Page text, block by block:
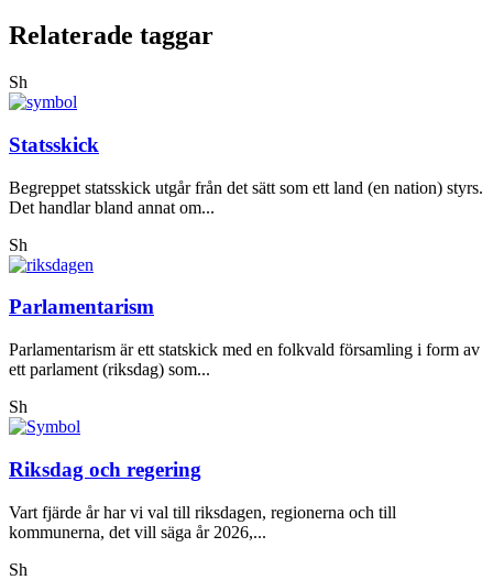
Relaterade taggar
Sh
Statsskick
Begreppet statsskick utgår från det sätt som ett land (en nation) styrs.
Det handlar bland annat om...
Sh
Parlamentarism
Parlamentarism är ett statskick med en folkvald församling i form av
ett parlament (riksdag) som...
Sh
Riksdag och regering
Vart fjärde år har vi val till riksdagen, regionerna och till
kommunerna, det vill säga år 2026,...
Sh